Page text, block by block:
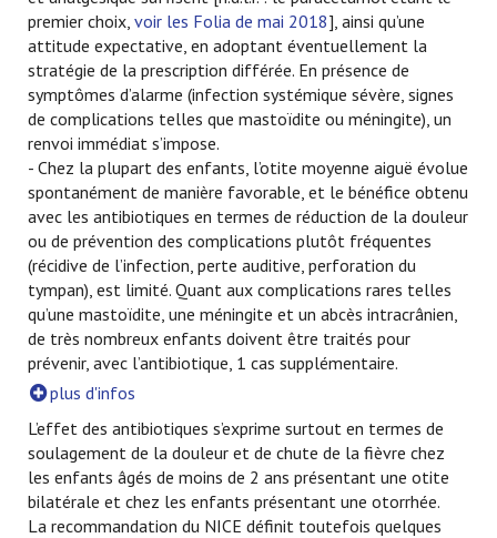
premier choix, voir les Folia de mai 2018], ainsi qu’une
attitude expectative, en adoptant éventuellement la
stratégie de la prescription différée. En présence de
symptômes d’alarme (infection systémique sévère, signes
de complications telles que mastoïdite ou méningite), un
renvoi immédiat s’impose.
- Chez la plupart des enfants, l’otite moyenne aiguë évolue
spontanément de manière favorable, et le bénéfice obtenu
avec les antibiotiques en termes de réduction de la douleur
ou de prévention des complications plutôt fréquentes
(récidive de l’infection, perte auditive, perforation du
tympan), est limité. Quant aux complications rares telles
qu’une mastoïdite, une méningite et un abcès intracrânien,
de très nombreux enfants doivent être traités pour
prévenir, avec l’antibiotique, 1 cas supplémentaire.
plus d'infos
L’effet des antibiotiques s’exprime surtout en termes de
soulagement de la douleur et de chute de la fièvre chez
les enfants âgés de moins de 2 ans présentant une otite
bilatérale et chez les enfants présentant une otorrhée.
La recommandation du NICE définit toutefois quelques